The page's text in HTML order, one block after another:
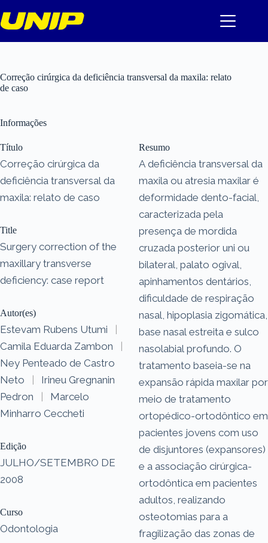
para
o
Correção cirúrgica da deficiência transversal da maxila: relato
de caso
Informações
Título
Correção cirúrgica da
deficiência transversal da
maxila: relato de caso
Title
Surgery correction of the
maxillary transverse
deficiency: case report
Autor(es)
Estevam Rubens Utumi
|
Camila Eduarda Zambon
|
Ney Penteado de Castro
Neto
|
Irineu Gregnanin
Pedron
|
Marcelo
Minharro Ceccheti
Edição
JULHO/SETEMBRO DE
2008
Curso
Odontologia
Resumo
A deficiência transversal da
maxila ou atresia maxilar é
deformidade dento-facial,
caracterizada pela
presença de mordida
cruzada posterior uni ou
bilateral, palato ogival,
apinhamentos dentários,
dificuldade de respiração
nasal, hipoplasia zigomática,
base nasal estreita e sulco
nasolabial profundo. O
tratamento baseia-se na
expansão rápida maxilar por
meio de tratamento
ortopédico-ortodôntico em
pacientes jovens com uso
de disjuntores (expansores)
e a associação cirúrgica-
ortodôntica em pacientes
adultos, realizando
osteotomias para a
fragilização das zonas de